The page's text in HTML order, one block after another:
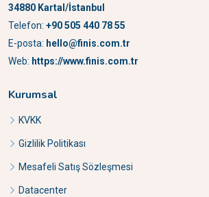
34880 Kartal/İstanbul
Telefon: +90 505 440 78 55
E-posta: hello@finis.com.tr
Web: https://www.finis.com.tr
Kurumsal
KVKK
Gizlilik Politikası
Mesafeli Satış Sözleşmesi
Datacenter